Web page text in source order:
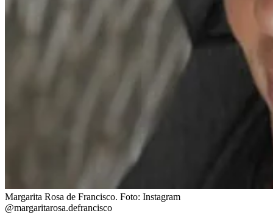
Margarita Rosa de Francisco. Foto: Instagram
@margaritarosa.defrancisco